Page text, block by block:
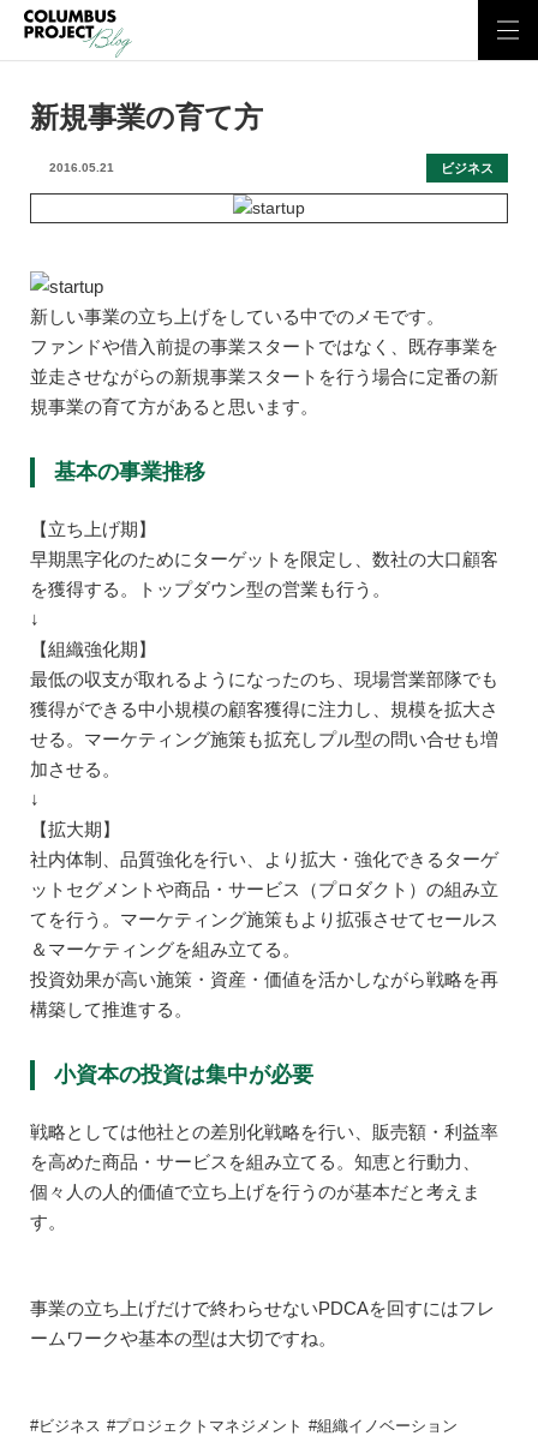
新規事業の育て方
2016.05.21 ビジネス
新しい事業の立ち上げをしている中でのメモです。
ファンドや借入前提の事業スタートではなく、既存事業を
並走させながらの新規事業スタートを行う場合に定番の新
規事業の育て方があると思います。
基本の事業推移
【立ち上げ期】
早期黒字化のためにターゲットを限定し、数社の大口顧客
を獲得する。トップダウン型の営業も行う。
↓
【組織強化期】
最低の収支が取れるようになったのち、現場営業部隊でも
獲得ができる中小規模の顧客獲得に注力し、規模を拡大さ
せる。マーケティング施策も拡充しプル型の問い合せも増
加させる。
↓
【拡大期】
社内体制、品質強化を行い、より拡大・強化できるターゲ
ットセグメントや商品・サービス（プロダクト）の組み立
てを行う。マーケティング施策もより拡張させてセールス
＆マーケティングを組み立てる。
投資効果が高い施策・資産・価値を活かしながら戦略を再
構築して推進する。
小資本の投資は集中が必要
戦略としては他社との差別化戦略を行い、販売額・利益率
を高めた商品・サービスを組み立てる。知恵と行動力、
個々人の人的価値で立ち上げを行うのが基本だと考えま
す。
事業の立ち上げだけで終わらせないPDCAを回すにはフレ
ームワークや基本の型は大切ですね。
ビジネス プロジェクトマネジメント 組織イノベーション